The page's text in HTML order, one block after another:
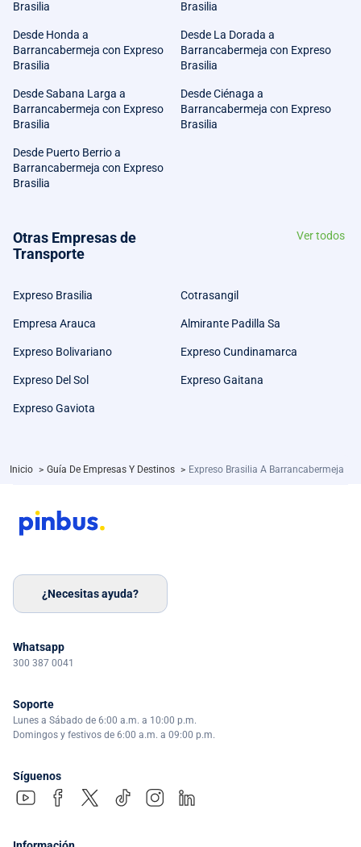
Brasilia
Brasilia
Desde Honda a
Barrancabermeja con Expreso
Brasilia
Desde La Dorada a
Barrancabermeja con Expreso
Brasilia
Desde Sabana Larga a
Barrancabermeja con Expreso
Brasilia
Desde Ciénaga a
Barrancabermeja con Expreso
Brasilia
Desde Puerto Berrio a
Barrancabermeja con Expreso
Brasilia
Otras Empresas de
Transporte
Ver todos
Expreso Brasilia Cotrasangil
Empresa Arauca Almirante Padilla Sa
Expreso Bolivariano Expreso Cundinamarca
Expreso Del Sol Expreso Gaitana
Expreso Gaviota
Inicio > Guía De Empresas Y Destinos > Expreso Brasilia A Barrancabermeja
¿Necesitas ayuda?
Whatsapp
300 387 0041
Soporte
Lunes a Sábado de 6:00 a.m. a 10:00 p.m.
Domingos y festivos de 6:00 a.m. a 09:00 p.m.
Síguenos